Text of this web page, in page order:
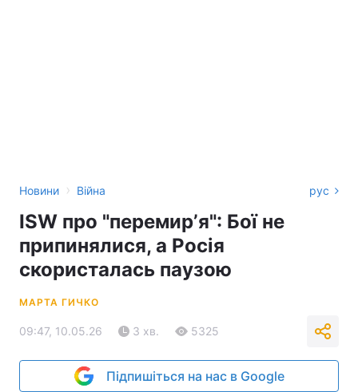
Новини › Війна рус
ISW про "перемирʼя": Бої не
припинялися, а Росія
скористалась паузою
МАРТА ГИЧКО
09:47, 10.05.26 3 хв. 5325
Підпишіться на нас в Google